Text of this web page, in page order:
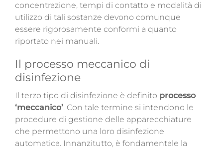
concentrazione, tempi di contatto e modalità di
utilizzo di tali sostanze devono comunque
essere rigorosamente conformi a quanto
riportato nei manuali.
Il processo meccanico di
disinfezione
Il terzo tipo di disinfezione è definito processo
‘meccanico’. Con tale termine si intendono le
procedure di gestione delle apparecchiature
che permettono una loro disinfezione
automatica. Innanzitutto, è fondamentale la